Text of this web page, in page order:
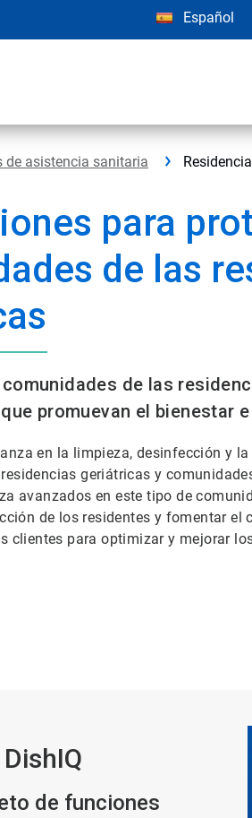
Español
de asistencia sanitaria
para
de las
de las
promuevan el bienestar
en la limpieza, desinfección y
geriátricas y
avanzados en este tipo de
de los residentes y fomentar
clientes para optimizar y mejorar
de funciones